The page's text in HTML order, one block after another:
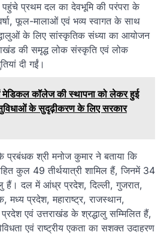
प्रथम दल का देवभूमि की परंपरा के
फूल-मालाओं एवं भव्य स्वागत के साथ
के लिए सांस्कृतिक संध्या का आयोजन
की समृद्ध लोक संस्कृति एवं लोक
दी गईं।
मेडिकल कॉलेज की स्थापना को लेकर हुई
सुविधाओं के सुदृढ़ीकरण के लिए सरकार
प्रबंधक श्री मनोज कुमार ने बताया कि
कुल 49 तीर्थयात्री शामिल हैं, जिनमें 34
हैं। दल में आंध्र प्रदेश, दिल्ली, गुजरात,
मध्य प्रदेश, महाराष्ट्र, राजस्थान,
एवं उत्तराखंड के श्रद्धालु सम्मिलित हैं,
एवं राष्ट्रीय एकता का सशक्त उदाहरण